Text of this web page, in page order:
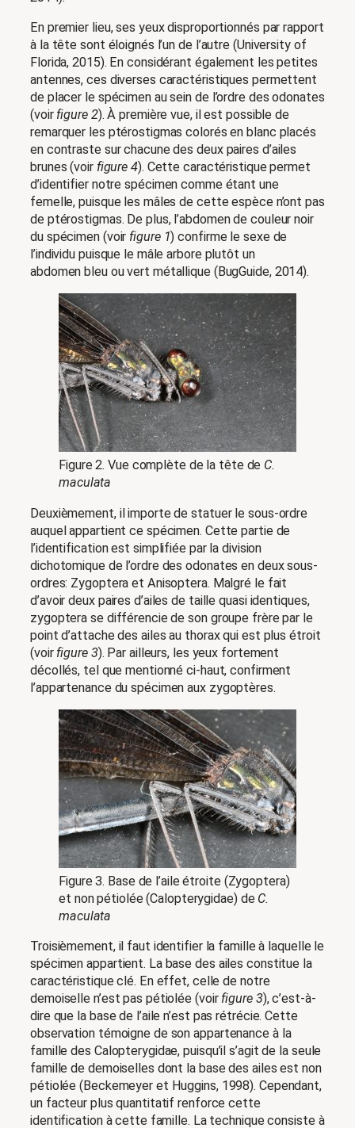
En premier lieu, ses yeux disproportionnés par rapport
à la tête sont éloignés l’un de l’autre (University of
Florida, 2015). En considérant également les petites
antennes, ces diverses caractéristiques permettent
de placer le spécimen au sein de l’ordre des odonates
(voir figure 2). À première vue, il est possible de
remarquer les ptérostigmas colorés en blanc placés
en contraste sur chacune des deux paires d’ailes
brunes (voir figure 4). Cette caractéristique permet
d’identifier notre spécimen comme étant une
femelle, puisque les mâles de cette espèce n’ont pas
de ptérostigmas. De plus, l’abdomen de couleur noir
du spécimen (voir figure 1) confirme le sexe de
l’individu puisque le mâle arbore plutôt un
abdomen bleu ou vert métallique (BugGuide, 2014).
Figure 2. Vue complète de la tête de C.
maculata
Deuxièmement, il importe de statuer le sous-ordre
auquel appartient ce spécimen. Cette partie de
l’identification est simplifiée par la division
dichotomique de l’ordre des odonates en deux sous-
ordres: Zygoptera et Anisoptera. Malgré le fait
d’avoir deux paires d’ailes de taille quasi identiques,
zygoptera se différencie de son groupe frère par le
point d’attache des ailes au thorax qui est plus étroit
(voir figure 3). Par ailleurs, les yeux fortement
décollés, tel que mentionné ci-haut, confirment
l’appartenance du spécimen aux zygoptères.
Figure 3. Base de l’aile étroite (Zygoptera)
et non pétiolée (Calopterygidae) de C.
maculata
Troisièmement, il faut identifier la famille à laquelle le
spécimen appartient. La base des ailes constitue la
caractéristique clé. En effet, celle de notre
demoiselle n’est pas pétiolée (voir figure 3), c’est-à-
dire que la base de l’aile n’est pas rétrécie. Cette
observation témoigne de son appartenance à la
famille des Calopterygidae, puisqu’il s’agit de la seule
famille de demoiselles dont la base des ailes est non
pétiolée (Beckemeyer et Huggins, 1998). Cependant,
un facteur plus quantitatif renforce cette
identification à cette famille. La technique consiste à